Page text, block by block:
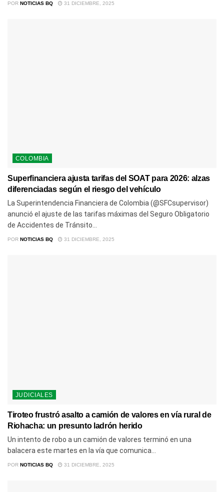
POR NOTICIAS BQ 31 DICIEMBRE, 2025
COLOMBIA
Superfinanciera ajusta tarifas del SOAT para 2026: alzas
diferenciadas según el riesgo del vehículo
La Superintendencia Financiera de Colombia (@SFCsupervisor)
anunció el ajuste de las tarifas máximas del Seguro Obligatorio
de Accidentes de Tránsito...
POR NOTICIAS BQ 31 DICIEMBRE, 2025
JUDICIALES
Tiroteo frustró asalto a camión de valores en vía rural de
Riohacha: un presunto ladrón herido
Un intento de robo a un camión de valores terminó en una
balacera este martes en la vía que comunica...
POR NOTICIAS BQ 31 DICIEMBRE, 2025